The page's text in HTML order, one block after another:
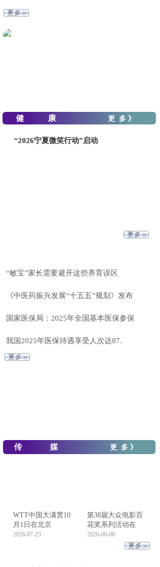
健 康 更 多 》
“2026宁夏微笑行动”启动
“敏宝”家长需要避开这些养育误区
《中医药振兴发展“十五五”规划》发布
国家医保局：2025年全国基本医保参保
我国2025年医保待遇享受人次达87.
传 媒 更 多 》
WTT中国大满贯10
月1日在北京
2026-07-23
第38届大众电影百
花奖系列活动在
2026-08-08